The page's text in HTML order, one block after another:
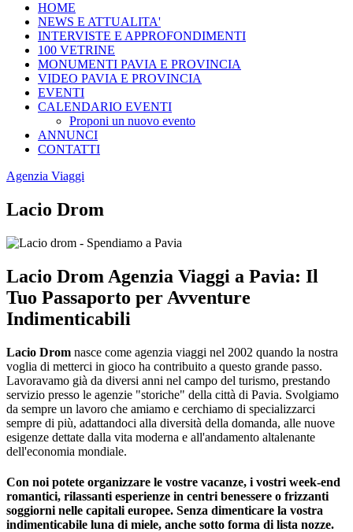
HOME
NEWS E ATTUALITA'
INTERVISTE E APPROFONDIMENTI
100 VETRINE
MONUMENTI PAVIA E PROVINCIA
VIDEO PAVIA E PROVINCIA
EVENTI
CALENDARIO EVENTI
Proponi un nuovo evento
ANNUNCI
CONTATTI
Agenzia Viaggi
Lacio Drom
Lacio Drom Agenzia Viaggi a Pavia: Il
Tuo Passaporto per Avventure
Indimenticabili
Lacio Drom nasce come agenzia viaggi nel 2002 quando la nostra
voglia di metterci in gioco ha contribuito a questo grande passo.
Lavoravamo già da diversi anni nel campo del turismo, prestando
servizio presso le agenzie "storiche" della città di Pavia. Svolgiamo
da sempre un lavoro che amiamo e cerchiamo di specializzarci
sempre di più, adattandoci alla diversità della domanda, alle nuove
esigenze dettate dalla vita moderna e all'andamento altalenante
dell'economia mondiale.
Con noi potete organizzare le vostre vacanze, i vostri week-end
romantici, rilassanti esperienze in centri benessere o frizzanti
soggiorni nelle capitali europee. Senza dimenticare la vostra
indimenticabile luna di miele, anche sotto forma di lista nozze.